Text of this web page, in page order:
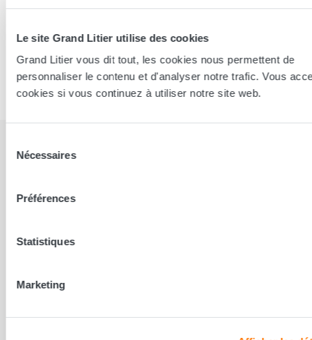
Le site Grand Litier utilise des cookies
Grand Litier vous dit tout, les cookies nous permettent de
personnaliser le contenu et d'analyser notre trafic. Vous
cookies si vous continuez à utiliser notre site web.
Nécessaires
Préférences
Statistiques
Marketing
Excellent accueil et grande qualité des conseils.
publié le19/07/2026
Nos magasins à proximité